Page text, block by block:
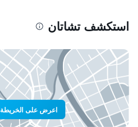
استكشف تشاتان
اعرض على الخريطة